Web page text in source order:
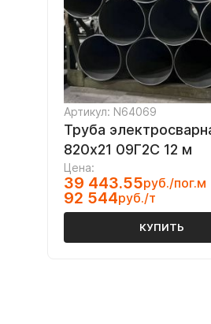
Артикул: N64069
Труба
820х21 09Г2С 12 м
Цена:
39 443.55руб./пог.м
92 544руб./т
КУПИТЬ